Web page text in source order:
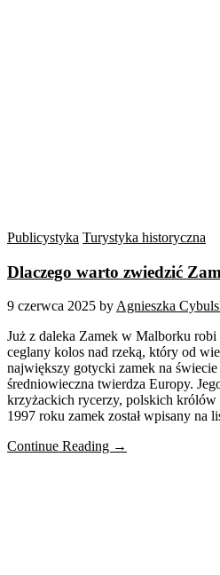
Publicystyka Turystyka historyczna
Dlaczego warto zwiedzić
9 czerwca 2025 byAgnieszka
Już z daleka Zamek w Malborku robi
ceglany kolos nad rzeką, który od
największy gotycki zamek na
średniowieczna twierdza Europy.
krzyżackich rycerzy, polskich królów
1997 roku zamek został wpisany na
Continue Reading →